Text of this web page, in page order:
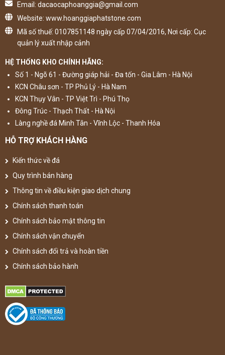
Email: dacaocaphoanggia@gmail.com
Website: www.hoanggiaphatstone.com
Mã số thuế: 0107851148 ngày cấp 07/04/2016, Nơi cấp: Cục
quản lý xuất nhập cảnh
HỆ THỐNG KHO CHÍNH HÃNG:
Số 1 - Ngõ 61 - Đường giáp hải - Đa tốn - Gia Lâm - Hà Nội
KCN Châu sơn - TP Phủ Lý - Hà Nam
KCN Thụy Vân - TP Việt Trì - Phú Thọ
Đông Trúc - Thạch Thất - Hà Nội
Làng nghề đá Minh Tân - Vĩnh Lộc - Thanh Hóa
HỖ TRỢ KHÁCH HÀNG
Kiến thức về đá
Quy trình bán hàng
Thông tin về điều kiện giao dịch chung
Chính sách thanh toán
Chính sách bảo mật thông tin
Chính sách vận chuyển
Chính sách đổi trả và hoàn tiền
Chính sách bảo hành